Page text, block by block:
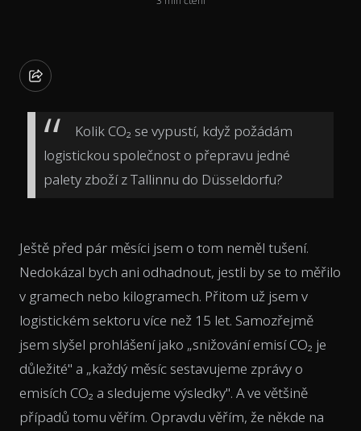
Kolik CO₂ se vypustí, když požádám
logistickou společnost o přepravu jedné
palety zboží z Tallinnu do Düsseldorfu?
Ještě před pár měsíci jsem o tom neměl tušení.
Nedokázal bych ani odhadnout, jestli by se to měřilo
v gramech nebo kilogramech. Přitom už jsem v
logistickém sektoru více než 15 let. Samozřejmě
jsem slyšel prohlášení jako „snižování emisí CO₂ je
důležité" a „každý měsíc sestavujeme zprávy o
emisích CO₂ a sledujeme výsledky". A ve většině
případů tomu věřím. Opravdu věřím, že někde na